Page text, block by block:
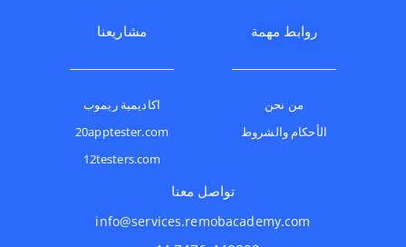
روابط مهمة
من نحن
الأحكام والشروط
مشاريعنا
اكاديمية ريموب
20apptester.com
12testers.com
تواصل معنا
info@services.remobacademy.com